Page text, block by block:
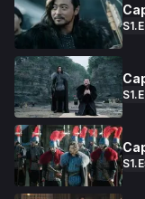
S1.E
S1.E
S1.E